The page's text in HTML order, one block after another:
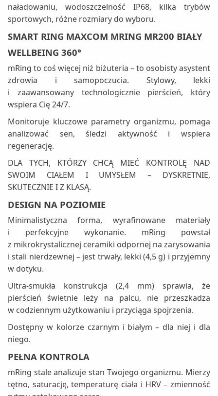
naładowaniu, wodoszczelność IP68, kilka trybów
sportowych, różne rozmiary do wyboru.
SMART RING MAXCOM MRING MR200 BIAŁY
WELLBEING 360°
mRing to coś więcej niż biżuteria – to osobisty asystent
zdrowia i samopoczucia. Stylowy, lekki
i zaawansowany technologicznie pierścień, który
wspiera Cię 24/7.
Monitoruje kluczowe parametry organizmu, pomaga
analizować sen, śledzi aktywność i wspiera
regenerację.
DLA TYCH, KTÓRZY CHCĄ MIEĆ KONTROLĘ NAD
SWOIM CIAŁEM I UMYSŁEM – DYSKRETNIE,
SKUTECZNIE I Z KLASĄ.
DESIGN NA POZIOMIE
Minimalistyczna forma, wyrafinowane materiały
i perfekcyjne wykonanie. mRing powstał
z mikrokrystalicznej ceramiki odpornej na zarysowania
i stali nierdzewnej – jest trwały, lekki (4,5 g) i przyjemny
w dotyku.
Ultra-smukła konstrukcja (2,4 mm) sprawia, że
pierścień świetnie leży na palcu, nie przeszkadza
w codziennym użytkowaniu i przyciąga spojrzenia.
Dostępny w kolorze czarnym i białym – dla niej i dla
niego.
PEŁNA KONTROLA
mRing stale analizuje stan Twojego organizmu. Mierzy
tętno, saturację, temperaturę ciała i HRV – zmienność